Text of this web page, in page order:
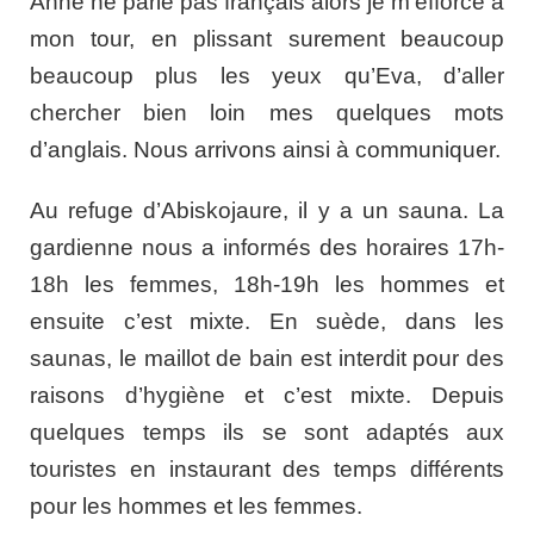
mon tour, en plissant surement beaucoup
beaucoup plus les yeux qu’Eva, d’aller
chercher bien loin mes quelques mots
d’anglais. Nous arrivons ainsi à communiquer.
Au refuge d’Abiskojaure, il y a un sauna. La
gardienne nous a informés des horaires 17h-
18h les femmes, 18h-19h les hommes et
ensuite c’est mixte. En suède, dans les
saunas, le maillot de bain est interdit pour des
raisons d’hygiène et c’est mixte. Depuis
quelques temps ils se sont adaptés aux
touristes en instaurant des temps différents
pour les hommes et les femmes.